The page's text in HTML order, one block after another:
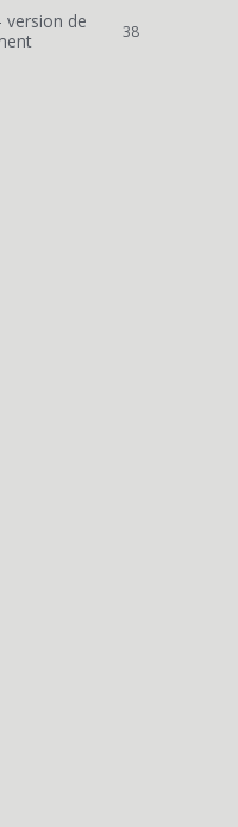
38
version de